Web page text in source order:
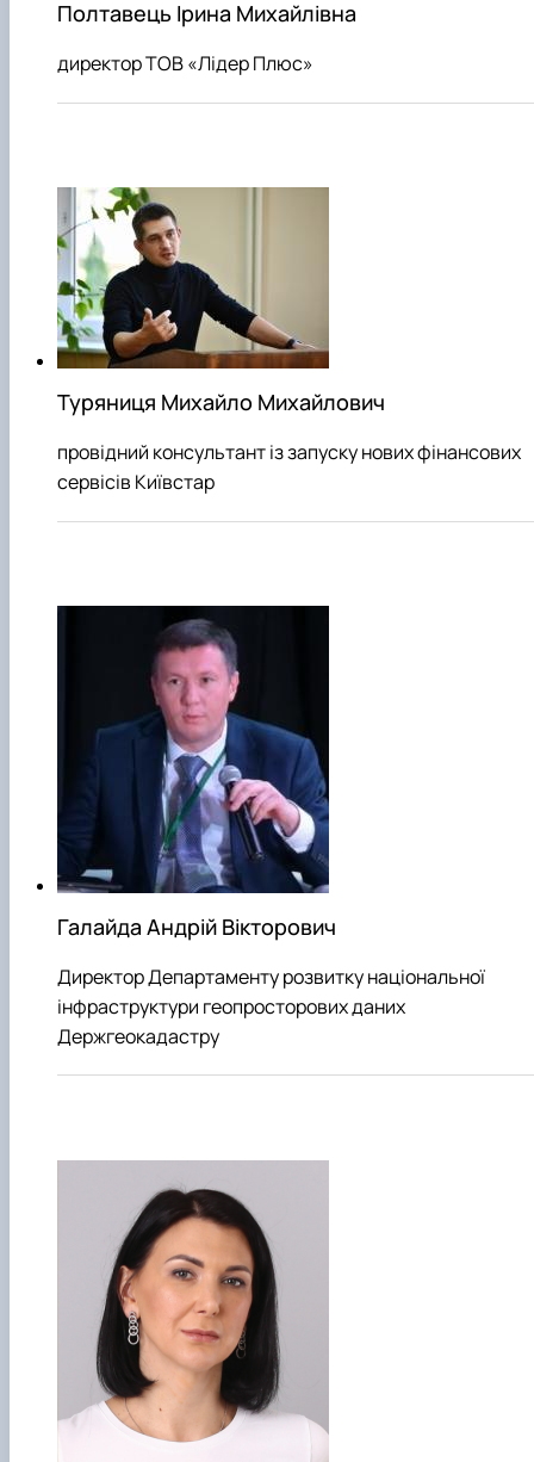
Полтавець Ірина Михайлівна
директор ТОВ «Лідер Плюс»
Туряниця Михайло Михайлович
провідний консультант із запуску нових фінансових
сервісів Київстар
Галайда Андрій Вікторович
Директор Департаменту розвитку національної
інфраструктури геопросторових даних
Держгеокадастру